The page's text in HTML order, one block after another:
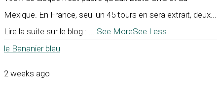
Mexique. En France, seul un 45 tours en sera extrait, deux...
Lire la suite sur le blog : ... See MoreSee Less
le Bananier bleu
2 weeks ago